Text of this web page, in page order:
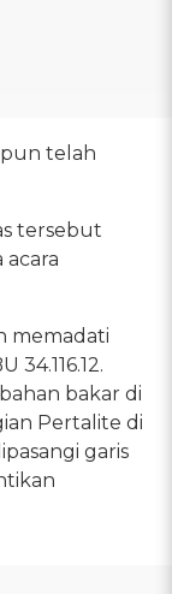
telah
tersebut
memadati
34.116.12.
bakar di
Pertalite di
garis